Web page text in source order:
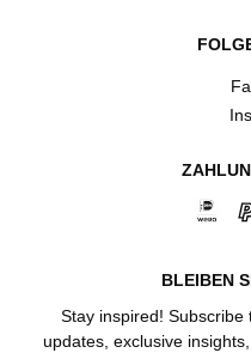
BLEIBEN
Stay inspired!
updates, exclusive